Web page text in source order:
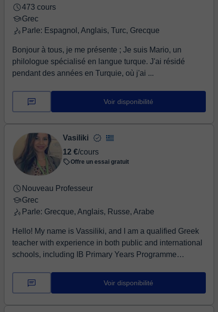
portiamo nelle scuole un progetto su Dante e la scienza.
473 cours
Grec
Parle: Espagnol, Anglais, Turc, Grecque
Bonjour à tous, je me présente ; Je suis Mario, un
philologue spécialisé en langue turque. J'ai résidé
pendant des années en Turquie, où j'ai ...
Voir disponibilité
Vasiliki
12 €/cours
Offre un essai gratuit
Nouveau Professeur
Grec
Parle: Grecque, Anglais, Russe, Arabe
Hello! My name is Vassiliki, and I am a qualified Greek
teacher with experience in both public and international
schools, including IB Primary Years Programme
Education, Child Psychology, and Sociology, which help
me adapt my teaching to each learner’s individual
Voir disponibilité